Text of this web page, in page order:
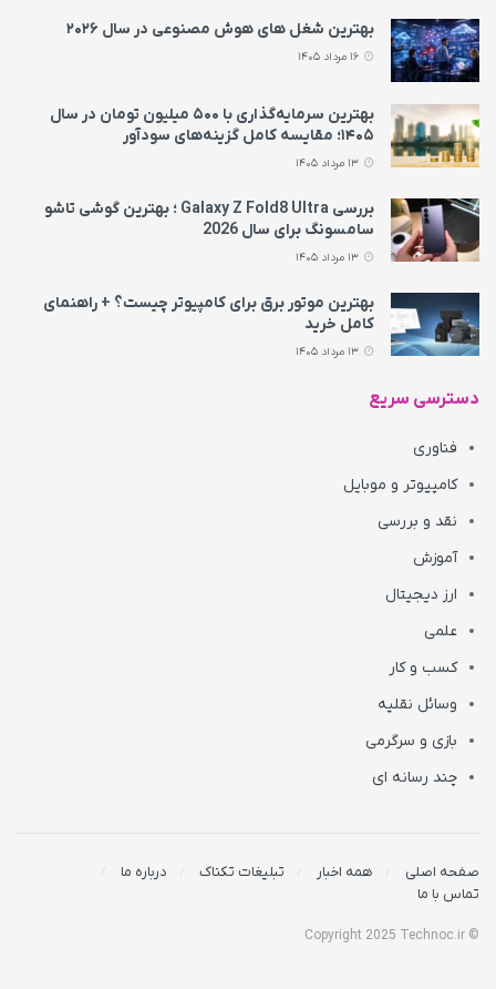
بهترین شغل های هوش مصنوعی در سال ۲۰۲۶
بهترین سرمایه‌گذاری با ۵۰۰ میلیون تومان در سال
۱۴۰۵؛ مقایسه کامل گزینه‌های سودآور
بررسی Galaxy Z Fold8 Ultra ؛ بهترین گوشی تاشو
سامسونگ برای سال 2026
بهترین موتور برق برای کامپیوتر چیست؟ + راهنمای
کامل خرید
دسترسی سریع
فناوری
کامپیوتر و موبایل
نقد و بررسی
آموزش
ارز دیجیتال
علمی
کسب و کار
وسائل نقلیه
بازی و سرگرمی
چند رسانه ای
صفحه اصلی همه اخبار تبلیغات تکناک
درباره ما
تماس با ما
© Copyright 2025 Technoc.ir